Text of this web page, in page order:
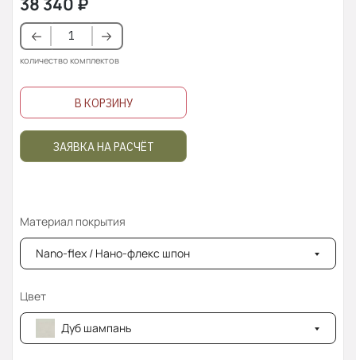
количество комплектов
В КОРЗИНУ
ЗАЯВКА НА РАСЧЁТ
Материал покрытия
Nano-flex / Нано-флекс шпон
Цвет
Дуб шампань